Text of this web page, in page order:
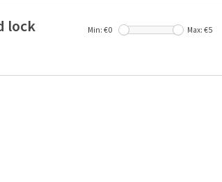
lock Min: €0 Max: €5